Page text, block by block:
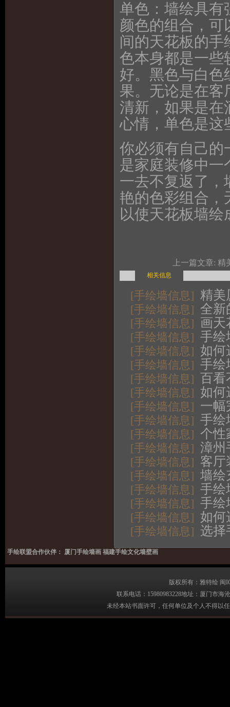
单色：墙绘具有
颜色的组合，可
间的天花板的手
色本身都是一些
好。黑色与白色
果。无论是在客
清新，如果是在
心情，单色是这
你必须有自己的
是家庭装修中一
一去不复返了，
艳的色彩组​​合，
以使天花板墙
上一篇文章: 精
相关信息
[手绘墙信息] 精美
[手绘墙信息] 全新
[手绘墙信息] 画天
[手绘墙信息] 手绘
[手绘墙信息] 如何
[手绘墙信息] 手绘
[手绘墙信息] 百看
[手绘墙信息] 如何
[手绘墙信息] 一幅
[手绘墙信息] 手绘
[手绘墙信息] 个性
[手绘墙信息] 漳州
[手绘墙信息] 客厅
[手绘墙信息] 墙绘
[手绘墙信息] 手绘
[手绘墙信息] 手绘
[手绘墙信息] 如何
[手绘墙信息] 选择
手绘联盟合作伙伴： 厦门手绘墙画 福建手绘文化墙壁画
版权所有：雅特绘 闽
联系电话： 15980983228地址： 厦门市海
未经本站书面许可，任何单位及个人不得以